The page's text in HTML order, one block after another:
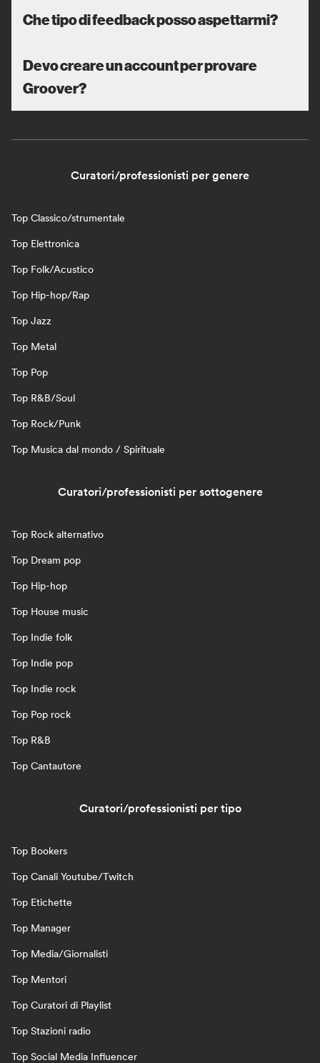
Che tipo di feedback posso aspettarmi?
Devo creare un account per provare
Groover?
Curatori/professionisti per genere
Top Classico/strumentale
Top Elettronica
Top Folk/Acustico
Top Hip-hop/Rap
Top Jazz
Top Metal
Top Pop
Top R&B/Soul
Top Rock/Punk
Top Musica dal mondo / Spirituale
Curatori/professionisti per sottogenere
Top Rock alternativo
Top Dream pop
Top Hip-hop
Top House music
Top Indie folk
Top Indie pop
Top Indie rock
Top Pop rock
Top R&B
Top Cantautore
Curatori/professionisti per tipo
Top Bookers
Top Canali Youtube/Twitch
Top Etichette
Top Manager
Top Media/Giornalisti
Top Mentori
Top Curatori di Playlist
Top Stazioni radio
Top Social Media Influencer